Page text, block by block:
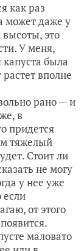
как раз
может даже у
высоты, это
У меня,
была
вполне
рано — и
в
придется
тяжелый
Стоит ли
не могу
у нее уже
если
от этого
маловато